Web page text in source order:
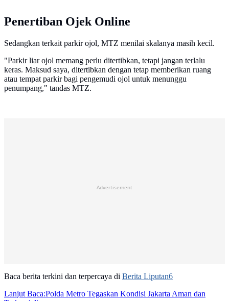
Penertiban Ojek Online
Sedangkan terkait parkir ojol, MTZ menilai skalanya masih kecil.
"Parkir liar ojol memang perlu ditertibkan, tetapi jangan terlalu
keras. Maksud saya, ditertibkan dengan tetap memberikan ruang
atau tempat parkir bagi pengemudi ojol untuk menunggu
penumpang," tandas MTZ.
Advertisement
Baca berita terkini dan terpercaya di Berita Liputan6
Lanjut Baca:Polda Metro Tegaskan Kondisi Jakarta Aman dan